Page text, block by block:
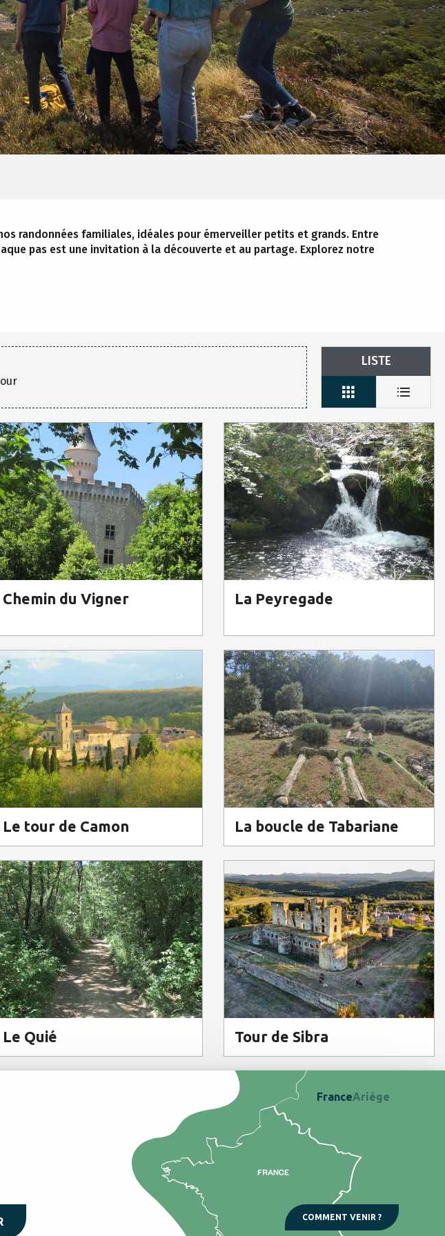
randonnées familiales, idéales pour émerveiller petits et grands. Entre
pas est une invitation à la découverte et au partage. Explorez notre
LISTE
Chemin du Vigner La Peyregade
Le tour de Camon La boucle de Tabariane
Le Quié Tour de Sibra
COMMENT VENIR ?
FranceAriège